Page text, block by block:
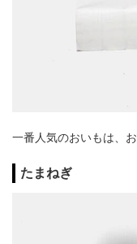
一番人気のおいもは、
たまねぎ